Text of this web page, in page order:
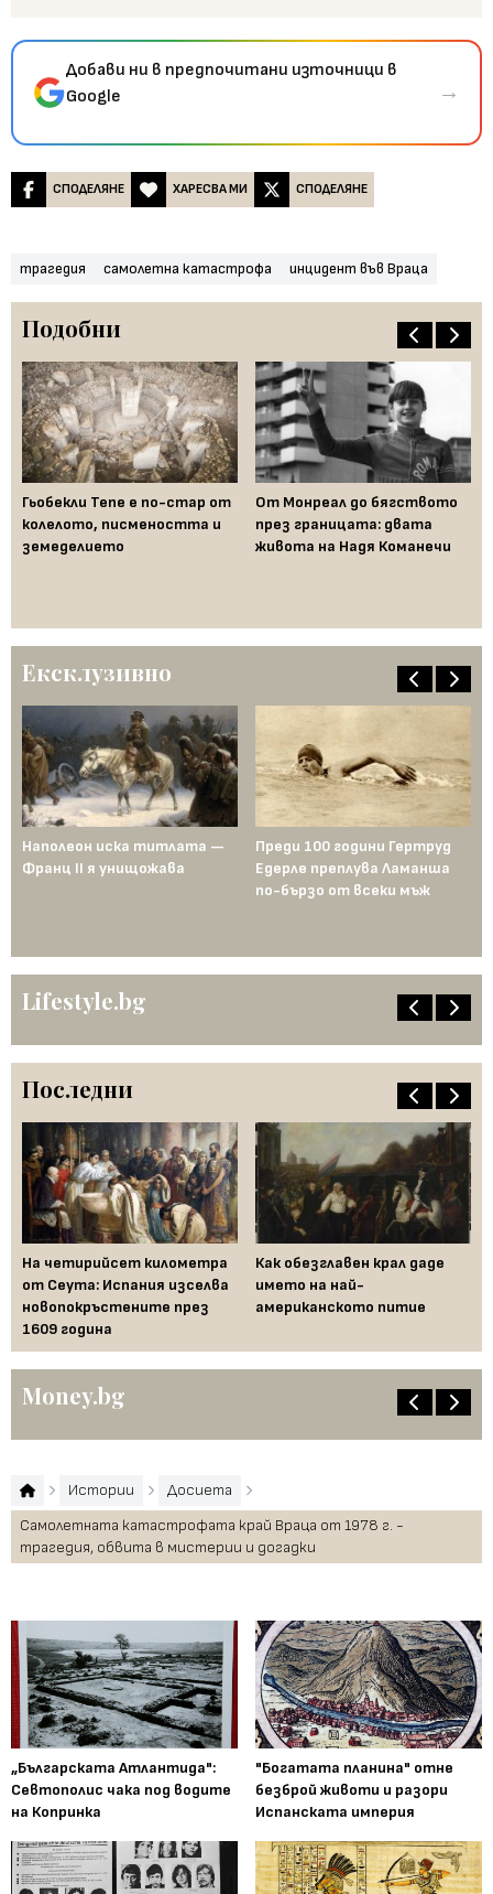
Добави ни в предпочитани източници в
Google
→
СПОДЕЛЯНЕ ХАРЕСВА МИ СПОДЕЛЯНЕ
трагедия самолетна катастрофа инцидент във Враца
Подобни
Гьобекли Тепе е по-стар от
колелото, писмеността и
земеделието
От Монреал до бягството
през границата: двата
живота на Надя Команечи
Ексклузивно
Наполеон иска титлата —
Франц II я унищожава
Преди 100 години Гертруд
Едерле преплува Ламанша
по-бързо от всеки мъж
Lifestyle.bg
Последни
На четирийсет километра
от Сеута: Испания изселва
новопокръстените през
1609 година
Как обезглавен крал даде
името на най-
американското питие
Money.bg
Истории
Досиета
Самолетната катастрофата край Враца от 1978 г. -
трагедия, обвита в мистерии и догадки
„Българската Атлантида":
Севтополис чака под водите
на Копринка
"Богатата планина" отне
безброй животи и разори
Испанската империя